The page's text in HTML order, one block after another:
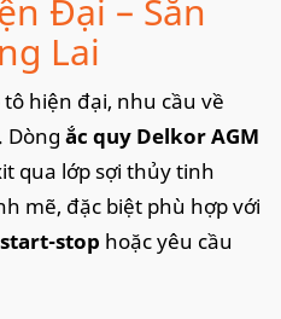
Đại – Sẵn
Lai
hiện đại, nhu cầu về
Dòng ắc quy Delkor AGM
qua lớp sợi thủy tinh
mẽ, đặc biệt phù hợp với
stop hoặc yêu cầu